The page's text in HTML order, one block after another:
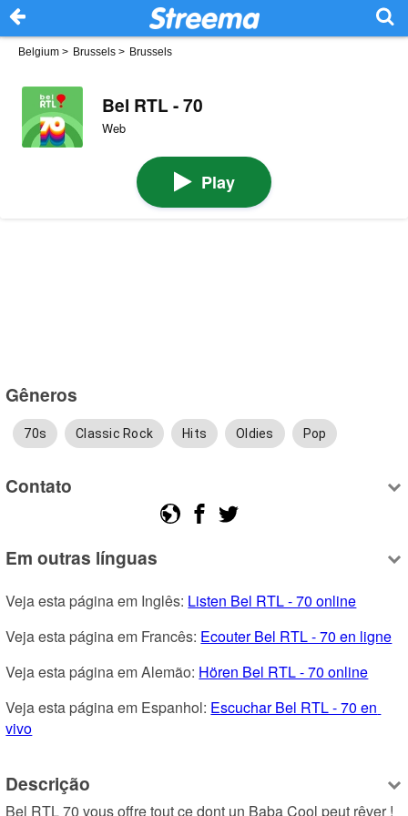
Belgium > Brussels > Brussels
Bel RTL - 70
Web
Play
Gêneros
70s Classic Rock Hits Oldies Pop
Contato
Em outras línguas
Veja esta página em Inglês: Listen Bel RTL - 70 online
Veja esta página em Francês: Ecouter Bel RTL - 70 en ligne
Veja esta página em Alemão: Hören Bel RTL - 70 online
Veja esta página em Espanhol: Escuchar Bel RTL - 70 en
vivo
Descrição
Bel RTL 70 vous offre tout ce dont un Baba Cool peut rêver !